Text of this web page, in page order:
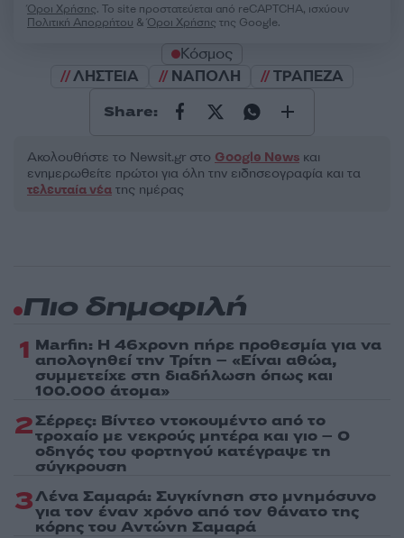
Όροι Χρήσης. Το site προστατεύεται από reCAPTCHA, ισχύουν
Πολιτική Απορρήτου &Όροι Χρήσης της Google.
Κόσμος
ΛΗΣΤΕΙΑ
ΝΑΠΟΛΗ ΤΡΑΠΕΖΑ
Share:
Ακολουθήστε το Νewsit.gr στο Google News και
ενημερωθείτε πρώτοι για όλη την ειδησεογραφία και τα
τελευταία νέα της ημέρας
Πιο δημοφιλή
1 Marfin: Η 46χρονη πήρε προθεσμία για να
απολογηθεί την Τρίτη – «Είναι αθώα,
συμμετείχε στη διαδήλωση όπως και
100.000 άτομα»
2Σέρρες: Βίντεο ντοκουμέντο από το
τροχαίο με νεκρούς μητέρα και γιο – Ο
οδηγός του φορτηγού κατέγραψε τη
σύγκρουση
3Λένα Σαμαρά: Συγκίνηση στο μνημόσυνο
για τον έναν χρόνο από τον θάνατο της
κόρης του Αντώνη Σαμαρά